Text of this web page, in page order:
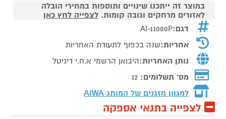
במוצר זה ייתכנו שינויים ותוספות במחירי הובלה
לאזורים מרחקים וגובה קומות. לצפייה לחץ כאן
דגם:AI-11000P
אחריות:שנה בכפוף לתעודת האחריות
נותן האחריות:היבואן הרשמי א.ח.י דיגיטל
מס' תשלומים: 12
למגוון מזגנים של המותג AIWA
לצפייה בתנאי אספקה